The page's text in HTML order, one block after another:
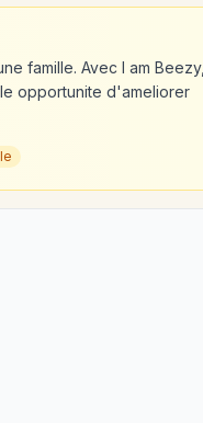
famille. Avec I am Beezy,
opportunite d'ameliorer